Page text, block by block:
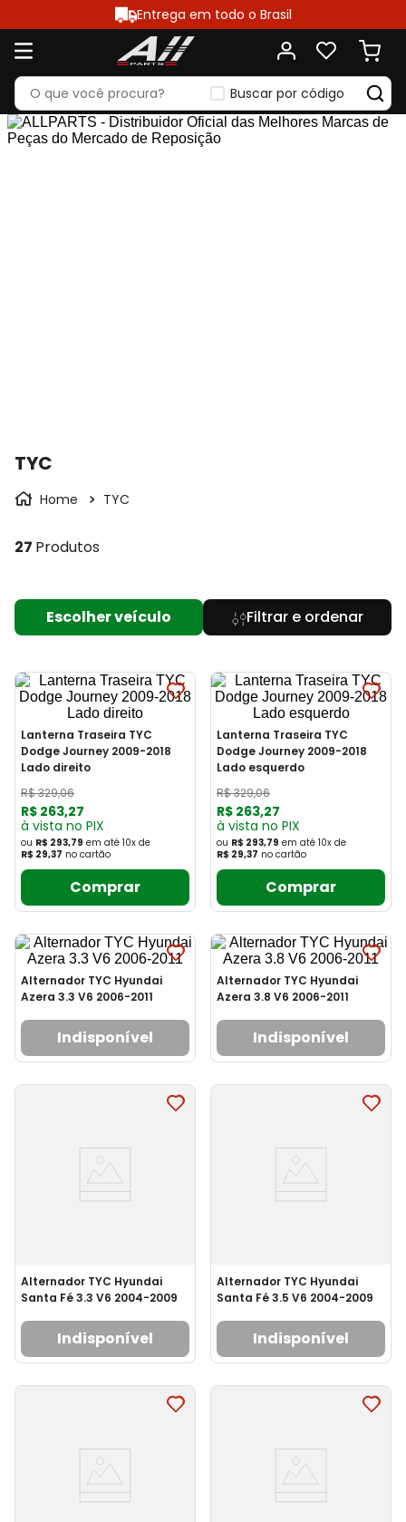
Entrega em todo o Brasil
Buscar por código
TYC
TYC
27 Produtos
Escolher veículo
Lanterna Traseira TYC
Dodge Journey 2009-2018
Lado direito
R$329,06
R$ 263,27
à vista no PIX
ou R$ 293,79 em até 10x de
R$ 29,37 no cartão
Comprar
Lanterna Traseira TYC
Dodge Journey 2009-2018
Lado esquerdo
R$329,06
R$ 263,27
à vista no PIX
ou R$ 293,79 em até 10x de
R$ 29,37 no cartão
Comprar
Alternador TYC Hyundai
Azera 3.3 V6 2006-2011
Indisponível
Alternador TYC Hyundai
Azera 3.8 V6 2006-2011
Indisponível
Alternador TYC Hyundai
Santa Fé 3.3 V6 2004-2009
Indisponível
Alternador TYC Hyundai
Santa Fé 3.5 V6 2004-2009
Indisponível